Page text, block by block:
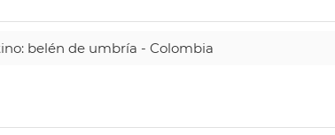
belén de umbría - Colombia